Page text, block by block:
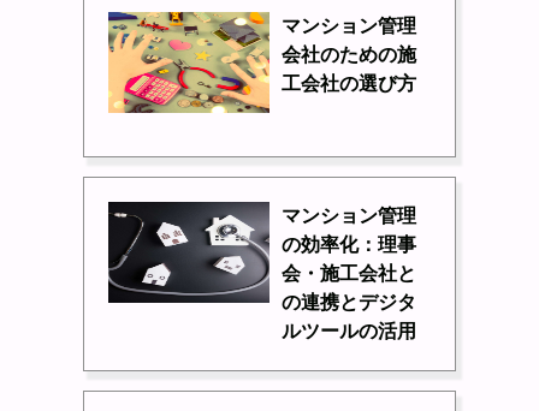
マンション管理
会社のための施
工会社の選び方
マンション管理
の効率化：理事
会・施工会社と
の連携とデジタ
ルツールの活用